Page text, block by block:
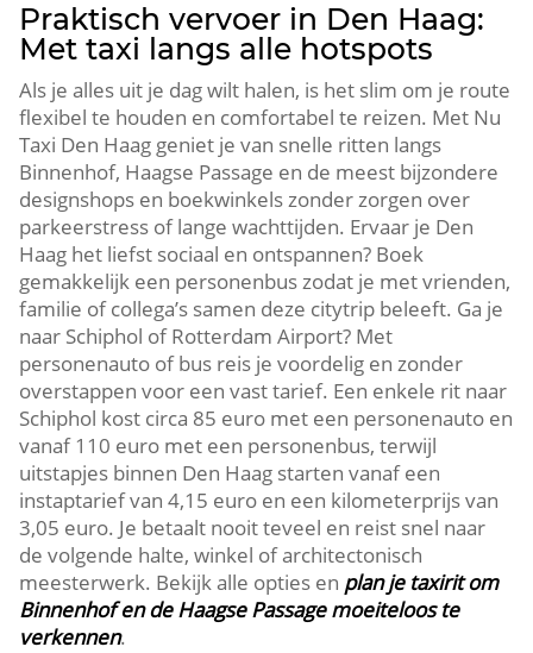
Praktisch vervoer in Den Haag:
Met taxi langs alle hotspots
Als je alles uit je dag wilt halen, is het slim om je route
flexibel te houden en comfortabel te reizen.​ Met Nu
Taxi Den Haag geniet je van snelle ritten langs
Binnenhof, Haagse Passage en de meest bijzondere
designshops en boekwinkels zonder zorgen over
parkeerstress of lange wachttijden.​ Ervaar je Den
Haag het liefst sociaal en ontspannen? Boek
gemakkelijk een personenbus zodat je met vrienden,
familie of collega’s samen deze citytrip beleeft.​ Ga je
naar Schiphol of Rotterdam Airport? Met
personenauto of bus reis je voordelig en zonder
overstappen voor een vast tarief.​ Een enkele rit naar
Schiphol kost circa 85 euro met een personenauto en
vanaf 110 euro met een personenbus, terwijl
uitstapjes binnen Den Haag starten vanaf een
instaptarief van 4,15 euro en een kilometerprijs van
3,05 euro.​ Je betaalt nooit teveel en reist snel naar
de volgende halte, winkel of architectonisch
meesterwerk.​ Bekijk alle opties en plan je taxirit om
Binnenhof en de Haagse Passage moeiteloos te
verkennen.​